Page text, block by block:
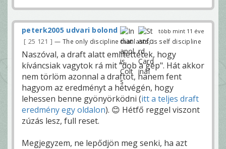
több mint 11 éve
peterk2005 udvari bolond
25 121 — The only discipline that lasts, is self discipline
Naszóval, a draft alatt említettétek, hogy
kíváncsiak vagytok rá mit "dob a gép". Hát akkor
nem törlöm azonnal a draftot, hanem fent
hagyom az eredményt a hétvégén, hogy
lehessen benne gyönyörködni (itt a teljes draft
eredmény egy oldalon). 😊 Hétfő reggel viszont
zúzás lesz, full reset.
Megjegyzem, ne lepődjön meg senki, ha azt